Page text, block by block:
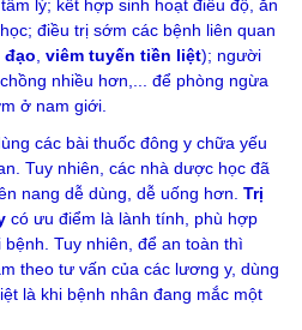
lý; kết hợp sinh hoạt điều độ, ăn
điều trị sớm các bệnh liên quan
đạo viêm tuyến tiền liệt); người
nhiều hơn,... để phòng ngừa
ở nam giới.
các bài thuốc đông y chữa yếu
Tuy nhiên, các nhà dược học đã
nang dễ dùng, dễ uống hơn. Trị
có ưu điểm là lành tính, phù hợp
Tuy nhiên, để an toàn thì
theo tư vấn của các lương y, dùng
là khi bệnh nhân đang mắc một